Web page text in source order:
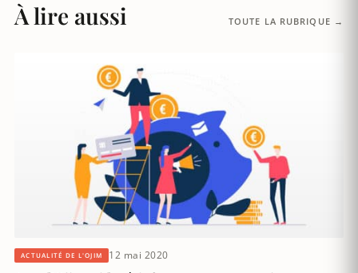
À lire aussi TOUTE LA RUBRIQUE →
ACTUALITÉ DE L'OJIM 12 mai 2020